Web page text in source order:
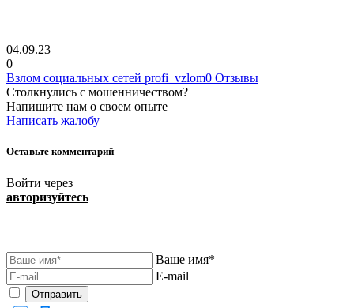
04.09.23
0
Взлом социальных сетей profi_vzlom0 Отзывы
Столкнулись с мошенничеством?
Напишите нам о своем опыте
Написать жалобу
Оставьте комментарий
Войти через
авторизуйтесь
Ваше имя*
E-mail